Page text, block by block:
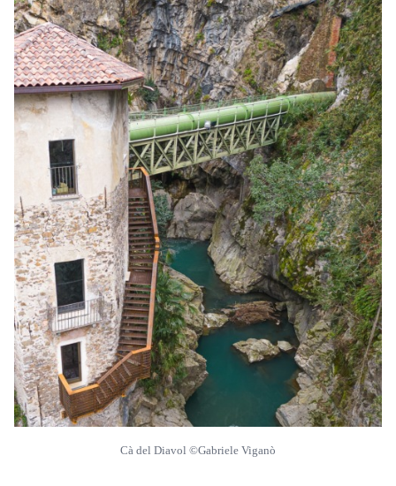
Cà del Diavol ©Gabriele Viganò